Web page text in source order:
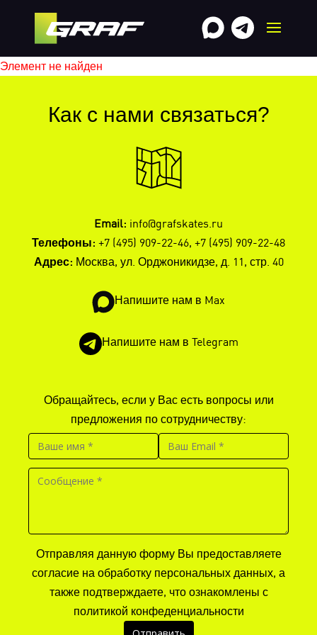
Элемент не найден
Как с нами связаться?
Email: info@grafskates.ru
Телефоны: +7 (495) 909-22-46, +7 (495) 909-22-48
Адрес: Москва, ул. Орджоникидзе, д. 11, стр. 40
Напишите нам в Max
Напишите нам в Telegram
Обращайтесь, если у Вас есть вопросы или
предложения по сотрудничеству:
Отправляя данную форму Вы предоставляете
согласие на обработку персональных данных, а
также подтверждаете, что ознакомлены с
политикой конфеденциальности